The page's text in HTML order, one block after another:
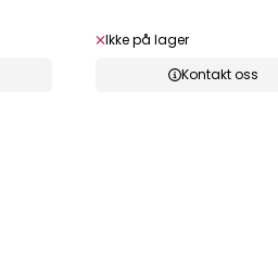
Ikke på lager
Kontakt oss